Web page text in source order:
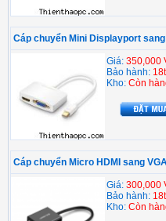
Cáp chuyển Mini Displayport
Giá: 350,000
Bảo hành:
Kho: Còn
Cáp chuyển Micro HDMI sang
Giá: 300,000
Bảo hành:
Kho: Còn